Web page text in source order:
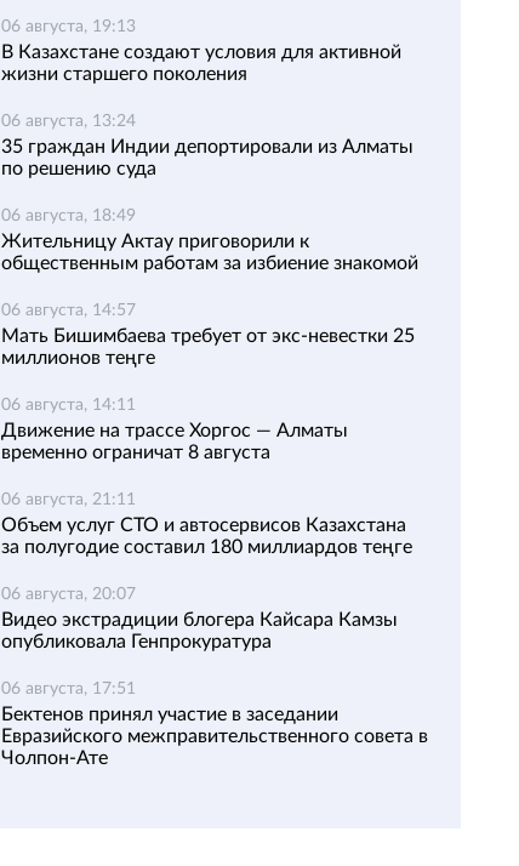
06 августа, 19:13
В Казахстане создают условия для активной
жизни старшего поколения
06 августа, 13:24
35 граждан Индии депортировали из Алматы
по решению суда
06 августа, 18:49
Жительницу Актау приговорили к
общественным работам за избиение знакомой
06 августа, 14:57
Мать Бишимбаева требует от экс-невестки 25
миллионов теңге
06 августа, 14:11
Движение на трассе Хоргос — Алматы
временно ограничат 8 августа
06 августа, 21:11
Объем услуг СТО и автосервисов Казахстана
за полугодие составил 180 миллиардов теңге
06 августа, 20:07
Видео экстрадиции блогера Кайсара Камзы
опубликовала Генпрокуратура
06 августа, 17:51
Бектенов принял участие в заседании
Евразийского межправительственного совета в
Чолпон-Ате